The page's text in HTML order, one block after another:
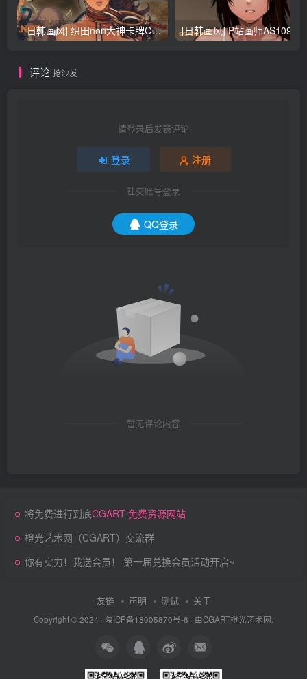
[日韩画风] 织田non大神卡牌CG插画设计画集256P 161M_CG原画资源
评论 抢沙发
请登录后发表评论
登录 注册
社交账号登录
QQ登录
暂无评论内容
将免费进行到底CGART 免费资源网站
橙光艺术网（CGART）交流群
你有实力！我送会员！ 第一届兑换会员活动开启~
友链 声明 测试 关于
Copyright © 2024 · 陕ICP备18005870号-8 · 由CGART橙光艺术网.